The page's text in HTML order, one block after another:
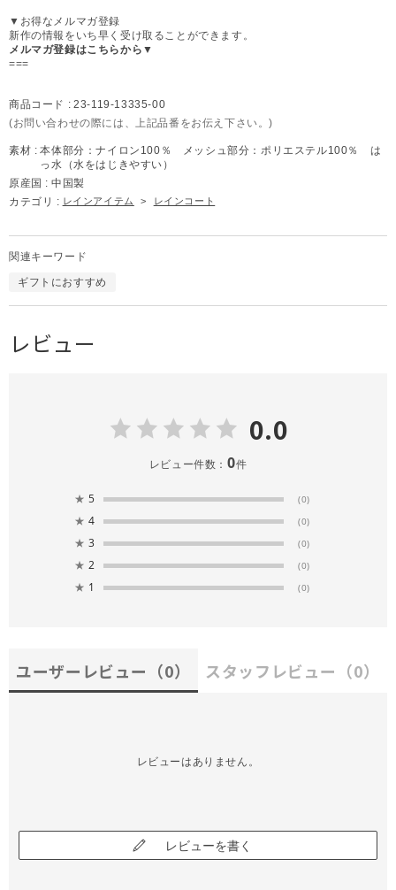
▼お得なメルマガ登録
新作の情報をいち早く受け取ることができます。
メルマガ登録はこちらから▼
===
商品コード : 23-119-13335-00
(お問い合わせの際には、上記品番をお伝え下さい。)
素材 : 本体部分：ナイロン100％ メッシュ部分：ポリエステル100％ は
っ水（水をはじきやすい）
原産国 : 中国製
カテゴリ : レインアイテム > レインコート
関連キーワード
ギフトにおすすめ
レビュー
0.0
レビュー件数： 0件
★ 5 (0)
★ 4 (0)
★ 3 (0)
★ 2 (0)
★ 1 (0)
ユーザーレビュー （0） スタッフレビュー （0）
レビューはありません。
レビューを書く